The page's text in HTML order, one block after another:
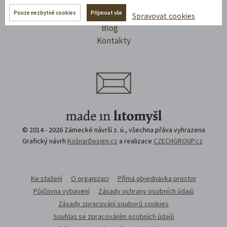
Výletím
Jsme Litomyšl
Blog
Kontakty
© 2014 - 2026 Zámecké návrší z. ú., všechna přáva vyhrazena
Grafický návrh KošnarDesign.cz a realizace CZECHGROUP.cz
Ke stažení O organizaci
Přímá objednávka prostor
Půjčovna vybavení
Zásady ochrany osobních údajů
Zásady zpracování souborů cookies
Souhlas se zpracováním osobních údajů
Pouze nezbytné cookies Přijmout vše Spravovat cookies